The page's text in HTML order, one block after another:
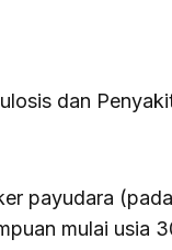
dan
payudara
mulai usia